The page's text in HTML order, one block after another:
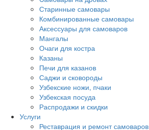
Старинные самовары
Комбинированные самовары
Аксессуары для самоваров
Мангалы
Очаги для костра
Казаны
Печи для казанов
Саджи и сковороды
Узбекские ножи, пчаки
Узбекская посуда
Распродажи и скидки
Услуги
Реставрация и ремонт самоваров